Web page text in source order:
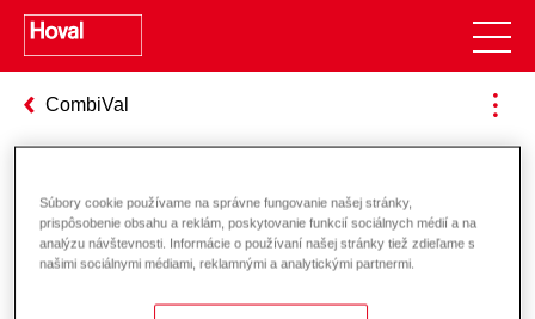
CombiVal
Zodpovednosť za energiu a životné
prostredie
Súbory cookie používame na správne fungovanie našej stránky,
prispôsobenie obsahu a reklám, poskytovanie funkcií sociálnych médií a na
analýzu návštevnosti. Informácie o používaní našej stránky tiež zdieľame s
našimi sociálnymi médiami, reklamnými a analytickými partnermi.